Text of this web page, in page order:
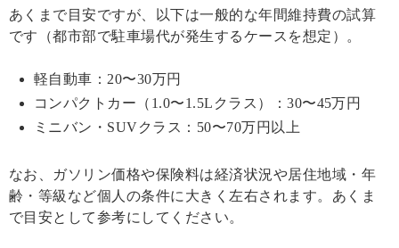
あくまで目安ですが、以下は一般的な年間維持費の試算
です（都市部で駐車場代が発生するケースを想定）。
軽自動車：20〜30万円
コンパクトカー（1.0〜1.5Lクラス）：30〜45万円
ミニバン・SUVクラス：50〜70万円以上
なお、ガソリン価格や保険料は経済状況や居住地域・年
齢・等級など個人の条件に大きく左右されます。あくま
で目安として参考にしてください。